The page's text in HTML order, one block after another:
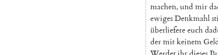
machen, und mir
ewigesDenkmahl
überliefereeuch
dermitkeinem